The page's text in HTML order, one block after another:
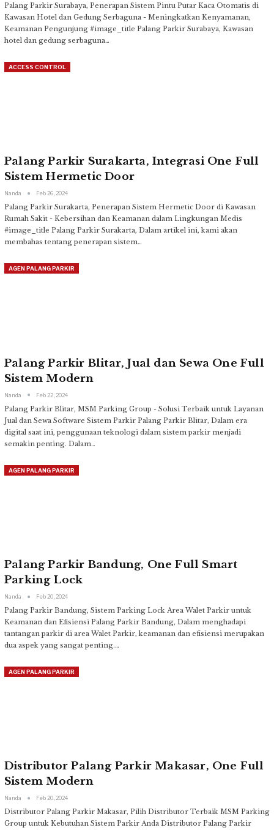
Palang Parkir Surabaya, Penerapan Sistem Pintu Putar Kaca Otomatis di
Kawasan Hotel dan Gedung Serbaguna - Meningkatkan Kenyamanan,
Keamanan Pengunjung #image_title Palang Parkir Surabaya, Kawasan
hotel dan gedung serbaguna…
ACCESS CONTROL
Palang Parkir Surakarta, Integrasi One Full
Sistem Hermetic Door
Nanda Feb 26, 2024
Palang Parkir Surakarta, Penerapan Sistem Hermetic Door di Kawasan
Rumah Sakit - Kebersihan dan Keamanan dalam Lingkungan Medis
#image_title Palang Parkir Surakarta, Dalam artikel ini, kami akan
membahas tentang penerapan sistem…
AGEN PALANG PARKIR
Palang Parkir Blitar, Jual dan Sewa One Full
Sistem Modern
Nanda Feb 22, 2024
Palang Parkir Blitar, MSM Parking Group - Solusi Terbaik untuk Layanan
Jual dan Sewa Software Sistem Parkir Palang Parkir Blitar, Dalam era
digital saat ini, penggunaan teknologi dalam sistem parkir menjadi
semakin penting. Dalam…
AGEN PALANG PARKIR
Palang Parkir Bandung, One Full Smart
Parking Lock
Nanda Feb 20, 2024
Palang Parkir Bandung, Sistem Parking Lock Area Walet Parkir untuk
Keamanan dan Efisiensi Palang Parkir Bandung, Dalam menghadapi
tantangan parkir di area Walet Parkir, keamanan dan efisiensi merupakan
dua aspek yang sangat penting.…
AGEN PALANG PARKIR
Distributor Palang Parkir Makasar, One Full
Sistem Modern
Nanda Feb 20, 2024
Distributor Palang Parkir Makasar, Pilih Distributor Terbaik MSM Parking
Group untuk Kebutuhan Sistem Parkir Anda Distributor Palang Parkir